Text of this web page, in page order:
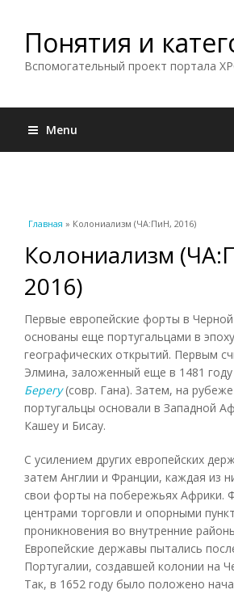
Понятия и
Вспомогательный проект портала
Menu
Вы здесь
Главная » Колониализм (ЧА:ПиН, 2016)
Колониализм
2016)
Первые европейские форты в
основаны еще португальцами в
географических открытий. Первым
Элмина, заложенный еще в 1481 году
Берегу(совр. Гана). Затем, на рубеже
португальцы основали в Западной
Кашеу и Бисау.
С усилением других европейских
затем Англии и Франции, каждая из
свои форты на побережьях Африки.
центрами торговли и опорными
проникновения во внутренние
Европейские державы пытались
Португалии, создавшей колонии на
Так, в 1652 году было положено